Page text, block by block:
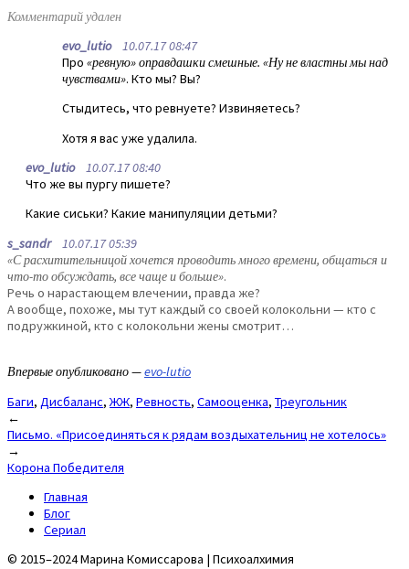
Комментарий удален
evo_lutio10.07.17 08:47
Про «ревную» оправдашки смешные. «Ну не властны мы над
чувствами». Кто мы? Вы?
Стыдитесь, что ревнуете? Извиняетесь?
Хотя я вас уже удалила.
evo_lutio10.07.17 08:40
Что же вы пургу пишете?
Какие сиськи? Какие манипуляции детьми?
s_sandr10.07.17 05:39
«С расхитительницой хочется проводить много времени, общаться и
что-то обсуждать, все чаще и больше».
Речь о нарастающем влечении, правда же?
А вообще, похоже, мы тут каждый со своей колокольни — кто с
подружкиной, кто с колокольни жены смотрит…
Впервые опубликовано —evo-lutio
Баги, Дисбаланс,ЖЖ, Ревность, Самооценка, Треугольник
Post
navigation
←
Письмо. «Присоединяться к рядам воздыхательниц не хотелось»
→
Корона Победителя
Главная
Блог
Сериал
© 2015–2024 Марина Комиссарова | Психоалхимия